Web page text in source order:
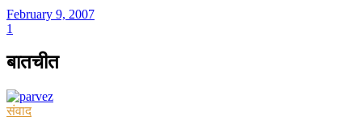
February 9, 2007
1
बातचीत
संवाद